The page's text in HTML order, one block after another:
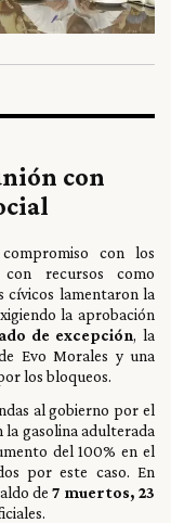
con
con los
recursos como
cívicos lamentaron la
la aprobación
de excepción, la
Evo Morales y una
los bloqueos.
al gobierno por el
gasolina adulterada
del 100% en el
por este caso. En
de 7 muertos, 23